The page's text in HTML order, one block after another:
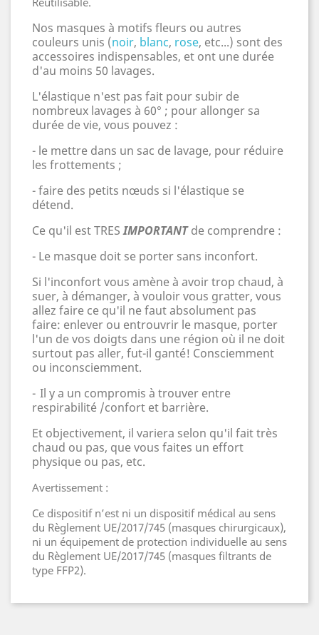
Nos masques à motifs fleurs ou autres
couleurs unis (noir, blanc, rose, etc...) sont des
accessoires indispensables, et ont une durée
d'au moins 50 lavages.
L'élastique n'est pas fait pour subir de
nombreux lavages à 60° ; pour allonger sa
durée de vie, vous pouvez :
- le mettre dans un sac de lavage, pour réduire
les frottements ;
- faire des petits nœuds si l'élastique se
détend.
Ce qu'il est TRESIMPORTANTde comprendre :
- Le masque doit se porter sans inconfort.
Si l'inconfort vous amène à avoir trop chaud, à
suer, à démanger, à vouloir vous gratter, vous
allez faire ce qu'il ne faut absolument pas
faire: enlever ou entrouvrir le masque, porter
l'un de vos doigts dans une région où il ne doit
surtout pas aller, fut-il ganté! Consciemment
ou inconsciemment.
- Il y a un compromis à trouver entre
respirabilité /confort et barrière.
Et objectivement, il variera selon qu'il fait très
chaud ou pas, que vous faites un effort
physique ou pas, etc.
Avertissement :
Ce dispositif n’est ni un dispositif médical au sens
du Règlement UE/2017/745 (masques chirurgicaux),
ni un équipement de protection individuelle au sens
du Règlement UE/2017/745 (masques filtrants de
type FFP2).